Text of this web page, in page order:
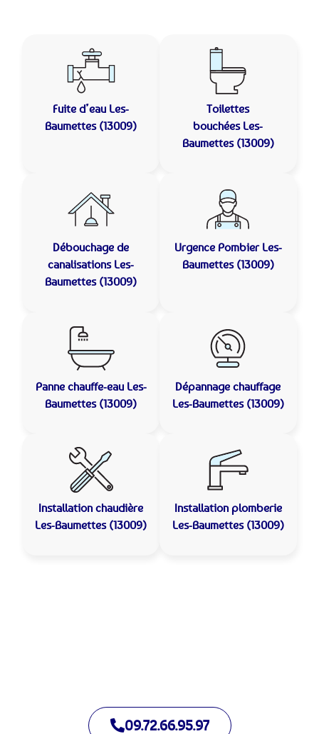
Fuite d’eau Les-
Baumettes (13009)
Toilettes
bouchées Les-
Baumettes (13009)
Débouchage de
canalisations Les-
Baumettes (13009)
Urgence Pombier Les-
Baumettes (13009)
Panne chauffe-eau Les-
Baumettes (13009)
Dépannage chauffage
Les-Baumettes (13009)
Installation chaudière
Les-Baumettes (13009)
Installation plomberie
Les-Baumettes (13009)
09.72.66.95.97